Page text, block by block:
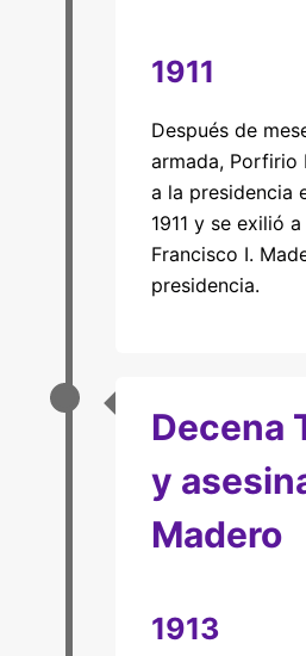
1911
Después de
armada, Porfirio
a la presidencia
1911 y se exilió
Francisco I.
presidencia.
Decena
y
Madero
1913